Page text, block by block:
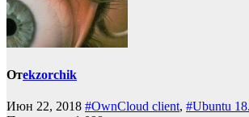
Отekzorchik
Июн 22, 2018 #OwnCloud client, #Ubuntu